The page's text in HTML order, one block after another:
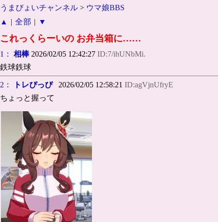
うまぴょいチャンネル > ウマ娘BBS
▲
| 全部 | ▼
これっくらーいの お弁当箱に……
1： 相棒2026/02/05 12:42:27 ID:7/ihUNbMi.
鉄球鉄球
2： トレぴっぴ2026/02/05 12:58:21 ID:agVjnUfryE
ちょっと握って